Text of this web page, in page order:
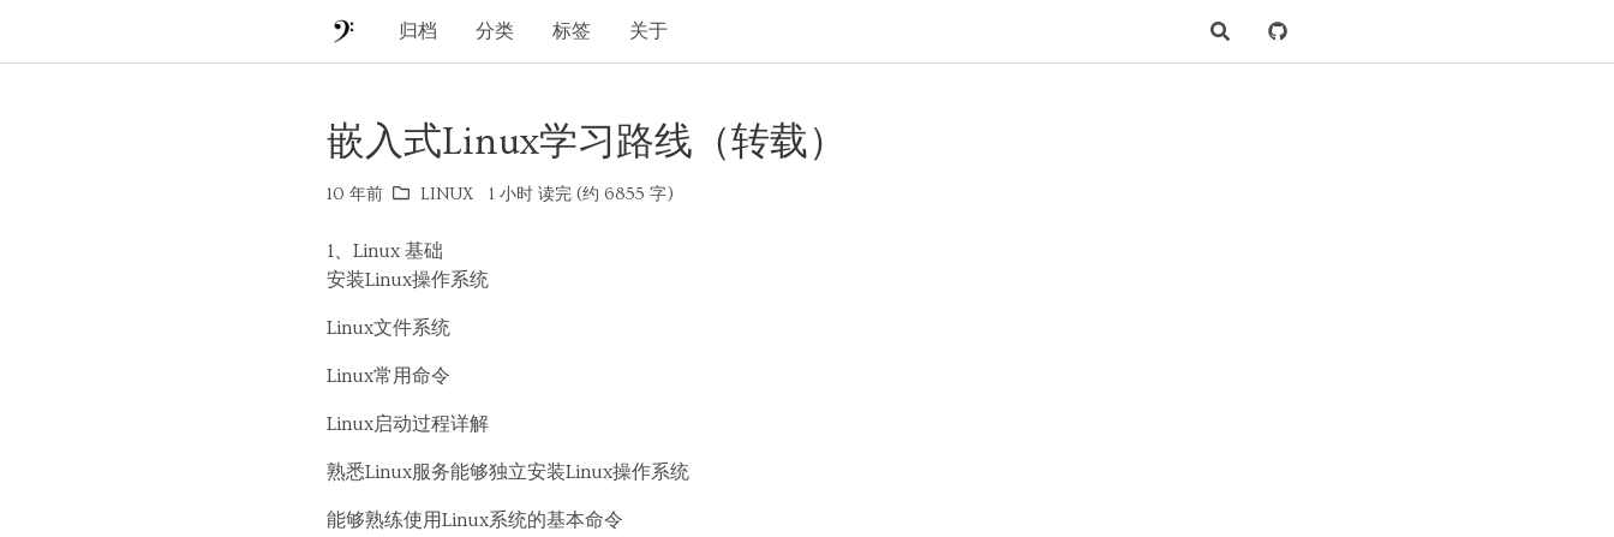
归档 分类 标签 关于
嵌入式Linux学习路线（转载）
10 年前 LINUX 1 小时 读完 (约 6855 字)
1、Linux 基础
安装Linux操作系统
Linux文件系统
Linux常用命令
Linux启动过程详解
熟悉Linux服务能够独立安装Linux操作系统
能够熟练使用Linux系统的基本命令